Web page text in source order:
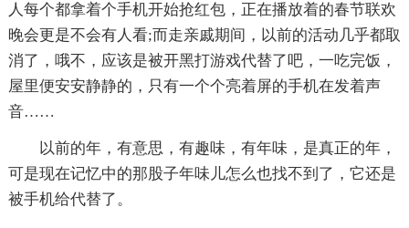
人每个都拿着个手机开始抢红包，正在播放着的春节联欢
晚会更是不会有人看;而走亲戚期间，以前的活动几乎都取
消了，哦不，应该是被开黑打游戏代替了吧，一吃完饭，
屋里便安安静静的，只有一个个亮着屏的手机在发着声
音……
以前的年，有意思，有趣味，有年味，是真正的年，
可是现在记忆中的那股子年味儿怎么也找不到了，它还是
被手机给代替了。